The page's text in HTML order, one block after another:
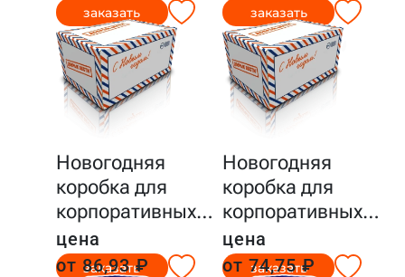
заказать заказать
Новогодняя
коробка для
корпоративных…
цена
от 86,93 ₽
заказать
Новогодняя
коробка для
корпоративных…
цена
от 74,75 ₽
заказать